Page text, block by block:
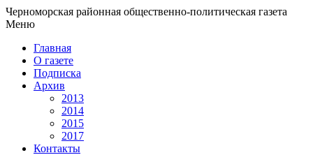
Черноморская районная общественно-политическая газета
Меню
Главная
О газете
Подписка
Архив
2013
2014
2015
2017
Контакты